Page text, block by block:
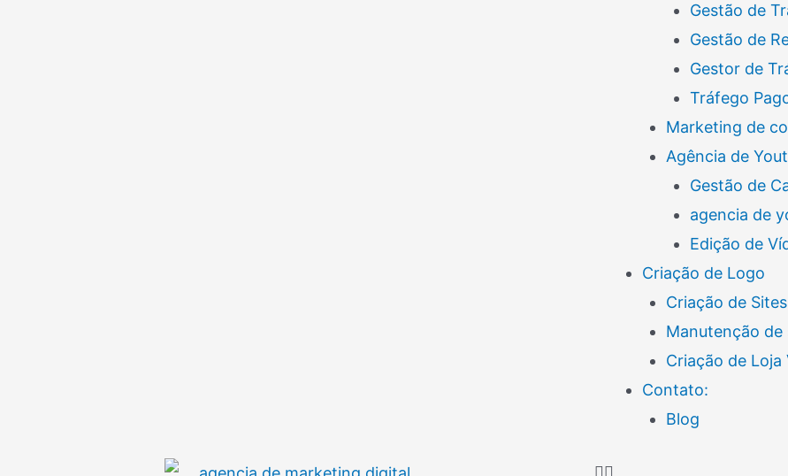
Gestão de
Gestão de
Gestor de
Tráfego
Marketing de
Agência de
Gestão de
agencia de
Edição de
Criação de Logo
Criação de Sites
Manutenção de
Criação de
Contato:
Blog